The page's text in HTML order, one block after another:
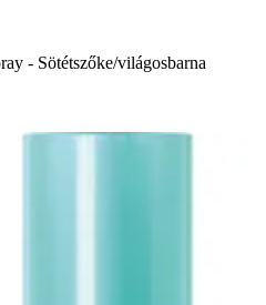
- Sötétszőke/világosbarna